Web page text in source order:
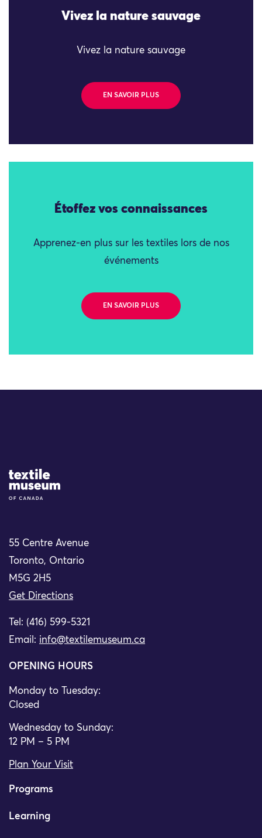
Vivez la nature sauvage
Vivez la nature sauvage
EN SAVOIR PLUS
Étoffez vos connaissances
Apprenez-en plus sur les textiles lors de nos
événements
EN SAVOIR PLUS
Site Logo
55 Centre Avenue
Toronto, Ontario
M5G 2H5
Get Directions
Tel: (416) 599-5321
Email: info@textilemuseum.ca
OPENING HOURS
Monday to Tuesday:
Closed
Wednesday to Sunday:
12 PM – 5 PM
Plan Your Visit
Programs
Learning